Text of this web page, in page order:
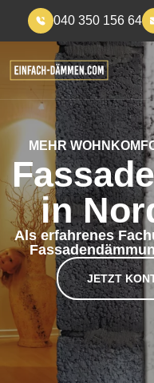
040 350 156 64
MEHR
in
Als erfahrenes
JETZT